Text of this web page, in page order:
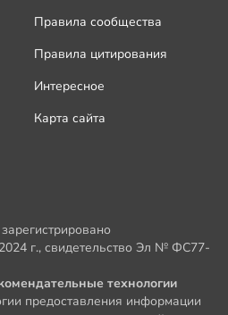
Правила сообщества
Правила цитирования
Интересное
Карта сайта
г., свидетельство Эл № ФС77-
технологии
предоставления информации